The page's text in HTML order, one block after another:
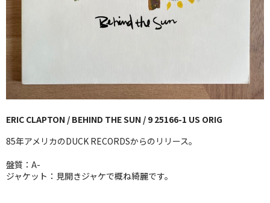
GG RECORD （当店のレーベル）
BLUE NOTE
JAZZ-EU
JAZZ-VOCAL
ERIC CLAPTON / BEHIND THE SUN / 9 25166-1 US ORIG
85年アメリカのDUCK RECORDSからのリリース。
盤質：A-
ジャケット：見開きジャケで概ね綺麗です。